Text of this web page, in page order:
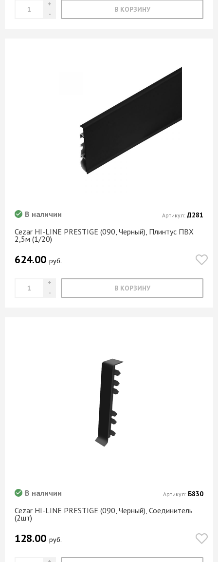
Ясень шимо темный
В КОРЗИНУ
Cezar HI-LINE PRESTIGE (090, Черный), Плинтус ПВХ
2,5м (1/20)
В наличии
624.00 руб.
В КОРЗИНУ
Артикул: Д281
Cezar HI-LINE PRESTIGE (090, Черный), Соединитель
(2шт)
В наличии
128.00 руб.
Артикул: Б830